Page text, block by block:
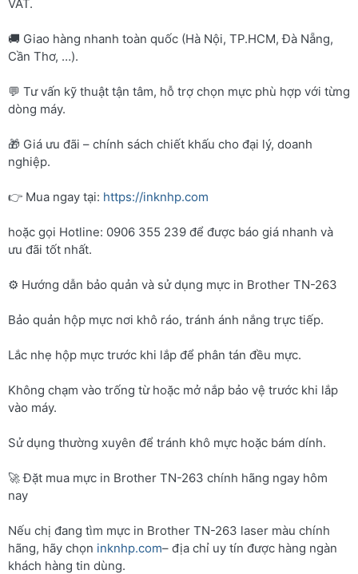
VAT.
🚚 Giao hàng nhanh toàn quốc (Hà Nội, TP.HCM, Đà Nẵng,
Cần Thơ, …).
💬 Tư vấn kỹ thuật tận tâm, hỗ trợ chọn mực phù hợp với từng
dòng máy.
🎁 Giá ưu đãi – chính sách chiết khấu cho đại lý, doanh
nghiệp.
👉 Mua ngay tại: https://inknhp.com
hoặc gọi Hotline: 0906 355 239 để được báo giá nhanh và
ưu đãi tốt nhất.
⚙️ Hướng dẫn bảo quản và sử dụng mực in Brother TN-263
Bảo quản hộp mực nơi khô ráo, tránh ánh nắng trực tiếp.
Lắc nhẹ hộp mực trước khi lắp để phân tán đều mực.
Không chạm vào trống từ hoặc mở nắp bảo vệ trước khi lắp
vào máy.
Sử dụng thường xuyên để tránh khô mực hoặc bám dính.
🚀 Đặt mua mực in Brother TN-263 chính hãng ngay hôm
nay
Nếu chị đang tìm mực in Brother TN-263 laser màu chính
hãng, hãy chọn inknhp.com– địa chỉ uy tín được hàng ngàn
khách hàng tin dùng.